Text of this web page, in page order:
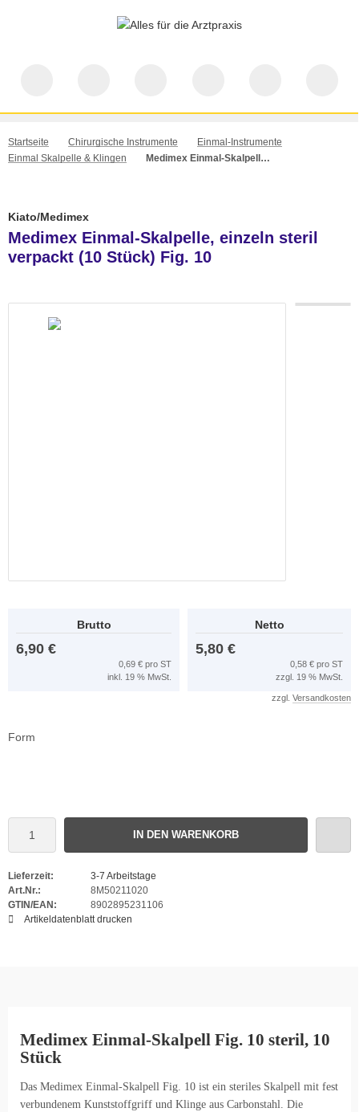
Startseite Chirurgische Instrumente
Einmal-Instrumente
Einmal Skalpelle & Klingen
Medimex Einmal-Skalpelle, einzeln steril verpackt (10 Stück) Fig. 10
Kiato/Medimex
Medimex Einmal-Skalpelle, einzeln steril
verpackt (10 Stück) Fig. 10
Brutto
6,90 €
0,69 € pro ST
inkl. 19 % MwSt.
Netto
5,80 €
0,58 € pro ST
zzgl. 19 % MwSt.
zzgl. Versandkosten
Form
IN DEN WARENKORB
Lieferzeit:
3-7 Arbeitstage
Art.Nr.:
8M50211020
GTIN/EAN:
8902895231106
Artikeldatenblatt drucken
Medimex Einmal-Skalpell Fig. 10 steril, 10
Stück
Das Medimex Einmal-Skalpell Fig. 10 ist ein steriles Skalpell mit fest
verbundenem Kunststoffgriff und Klinge aus Carbonstahl. Die